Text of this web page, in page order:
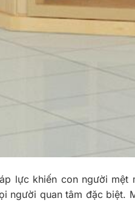
lực khiến con người
người quan tâm đặc biệt.